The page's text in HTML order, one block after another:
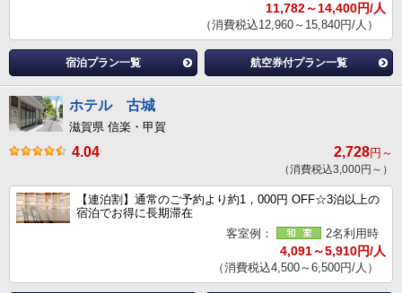
11,782～14,400円/人
（消費税込12,960～15,840円/人）
宿泊プラン一覧 航空券付プラン一覧
ホテル 古城
滋賀県 信楽・甲賀
4.04 2,728円～
（消費税込3,000円～）
【連泊割】通常のご予約より約1，000円 OFF☆3泊以上の
宿泊でお得に長期滞在
客室例：
2名利用時
4,091～5,910円/人
（消費税込4,500～6,500円/人）